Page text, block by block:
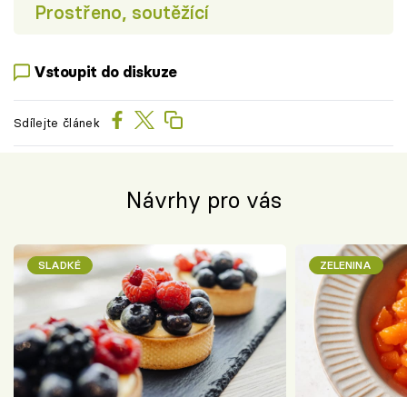
Prostřeno, soutěžící
Vstoupit do diskuze
Sdílejte článek
Návrhy pro vás
SLADKÉ ZELENINA